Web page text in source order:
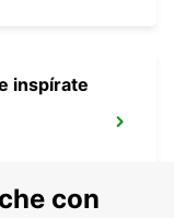
inspírate
con